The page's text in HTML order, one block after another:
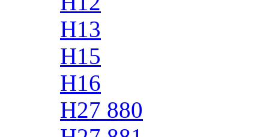
H13
H15
H16
H27 880